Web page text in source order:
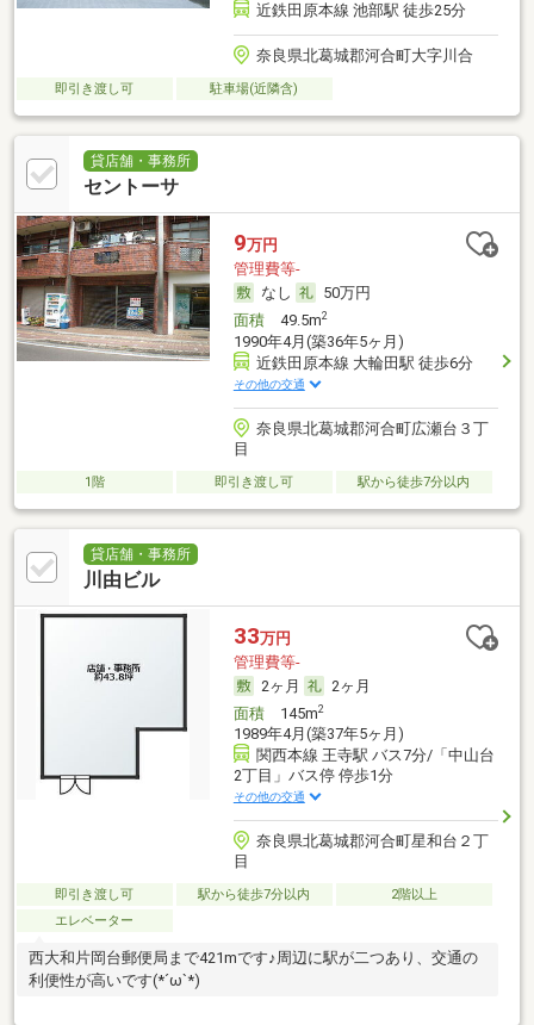
近鉄田原本線 池部駅 徒歩25分
奈良県北葛城郡河合町大字川合
即引き渡し可 駐車場(近隣含)
貸店舗・事務所
セントーサ
9万円
管理費等-
なし
50万円
面積49.5m2
1990年4月(築36年5ヶ月)
近鉄田原本線 大輪田駅 徒歩6分
その他の交通
奈良県北葛城郡河合町広瀬台３丁
目
1階 即引き渡し可 駅から徒歩7分以内
貸店舗・事務所
川由ビル
33万円
管理費等-
2ヶ月
2ヶ月
面積145m2
1989年4月(築37年5ヶ月)
関西本線 王寺駅 バス7分/「中山台
2丁目」バス停 停歩1分
その他の交通
奈良県北葛城郡河合町星和台２丁
目
即引き渡し可 駅から徒歩7分以内
2階以上
エレベーター
西大和片岡台郵便局まで421mです♪周辺に駅が二つあり、交通の
利便性が高いです(*´ω`*)